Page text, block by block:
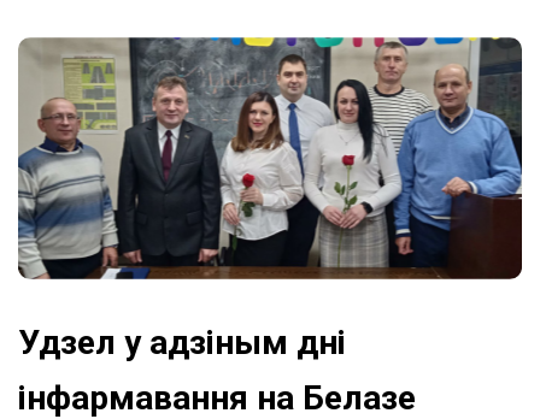
Удзел у адзіным дні
інфармавання на Белазе